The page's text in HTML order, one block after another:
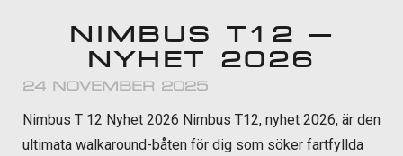
NIMBUS T12 –
NYHET 2026
24 NOVEMBER 2025
Nimbus T 12 Nyhet 2026 Nimbus T12, nyhet 2026, är den
ultimata walkaround-båten för dig som söker fartfyllda